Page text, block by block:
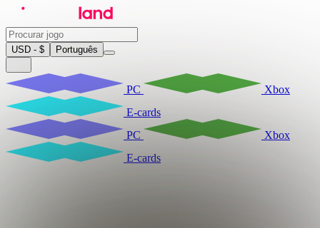
USD - $ Português
PC
Xbox
E-cards
PC
Xbox
E-cards